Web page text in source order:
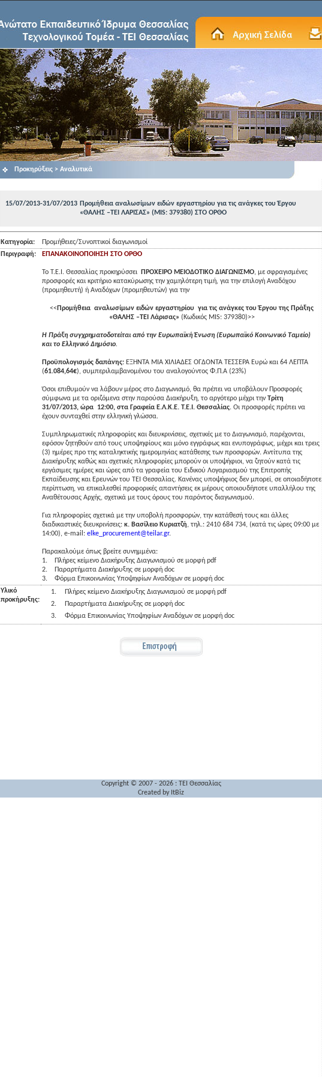
Προκηρύξεις > Αναλυτικά
15/07/2013-31/07/2013 Προμήθεια αναλωσίμων ειδών εργαστηρίου για τις ανάγκες του Έργου
«ΘΑΛΗΣ –ΤΕΙ ΛΑΡΙΣΑΣ» (ΜΙS: 379380) ΣΤΟ ΟΡΘΟ
Κατηγορία:
Προμήθειες/Συνοπτικοί διαγωνισμοί
Περιγραφή:
ΕΠΑΝΑΚΟΙΝΟΠΟΙΗΣΗ ΣΤΟ ΟΡΘΟ
Το Τ.Ε.Ι. Θεσσαλίας προκηρύσσει ΠΡΟΧΕΙΡΟ ΜΕΙΟΔΟΤΙΚΟ ΔΙΑΓΩΝΙΣΜΟ, με σφραγισμένες
προσφορές και κριτήριο κατακύρωσης την χαμηλότερη τιμή, για την επιλογή Αναδόχου
(προμηθευτή) ή Αναδόχων (προμηθευτών) για την
<< Προμήθεια αναλωσίμων ειδών εργαστηρίου για τις ανάγκες του Έργου της Πράξης
«ΘΑΛΗΣ –ΤΕΙ Λάρισας» (Κωδικός MIS: 379380)>>
Η Πράξη συγχρηματοδοτείται από την Ευρωπαϊκή Ένωση (Ευρωπαϊκό Κοινωνικό Ταμείο)
και το Ελληνικό Δημόσιο.
Προϋπολογισµός δαπάνης: ΕΞΗΝΤΑ ΜΙΑ ΧΙΛΙΑΔΕΣ ΟΓΔΟΝΤΑ ΤΕΣΣΕΡΑ Ευρώ και 64 ΛΕΠΤΑ
(61.084,64€), συμπεριλαμβανομένου του αναλογούντος Φ.Π.Α (23%)
Όσοι επιθυµούν να λάβουν µέρος στο ∆ιαγωνισµό, θα πρέπει να υποβάλουν Προσφορές
σύµφωνα µε τα οριζόµενα στην παρούσα ∆ιακήρυξη, το αργότερο µέχρι την Τρίτη
31/07/2013, ώρα 12:00, στα Γραφεία Ε.Λ.Κ.Ε. Τ.Ε.Ι. Θεσσαλίας. Οι προσφορές πρέπει να
έχουν συνταχθεί στην ελληνική γλώσσα.
Συμπληρωματικές πληροφορίες και διευκρινίσεις, σχετικές µε το ∆ιαγωνισµό, παρέχονται,
εφόσον ζητηθούν από τους υποψηφίους και µόνο εγγράφως και ενυπογράφως, µέχρι και τρεις
(3) ηµέρες προ της καταληκτικής ηµεροµηνίας κατάθεσης των προσφορών. Αντίτυπα της
∆ιακήρυξης καθώς και σχετικές πληροφορίες µπορούν οι υποψήφιοι, να ζητούν κατά τις
εργάσιµες ηµέρες και ώρες από τα γραφεία του Ειδικού Λογαριασµού της Επιτροπής
Εκπαίδευσης και Ερευνών του ΤΕΙ Θεσσαλίας. Κανένας υποψήφιος δεν µπορεί, σε οποιαδήποτε
περίπτωση, να επικαλεσθεί προφορικές απαντήσεις εκ µέρους οποιουδήποτε υπαλλήλου της
Αναθέτουσας Αρχής, σχετικά µε τους όρους του παρόντος διαγωνισµού.
Για πληροφορίες σχετικά µε την υποβολή προσφορών, την κατάθεσή τους και άλλες
διαδικαστικές διευκρινίσεις: κ. Βασίλειο Κυριατζή, τηλ.: 2410 684 734, (κατά τις ώρες 09:00 µε
14:00), e-mail: elke _procurement@teilar.gr.
Παρακαλούμε όπως βρείτε συνημμένα:
1.
Πλήρες κείμενο Διακήρυξης Διαγωνισμού σε μορφή pdf
2.
Παραρτήματα Διακήρυξης σε μορφή doc
3.
Φόρμα Επικοινωνίας Υποψηφίων Αναδόχων σε μορφή doc
Υλικό
προκήρυξης:
1.
Πλήρες κείμενο Διακήρυξης Διαγωνισμού σε μορφή pdf
2.
Παραρτήματα Διακήρυξης σε μορφή doc
3.
Φόρμα Επικοινωνίας Υποψηφίων Αναδόχων σε μορφή doc
Copyright © 2007 - 2026 : TEI Θεσσαλίας
Created by ItBiz